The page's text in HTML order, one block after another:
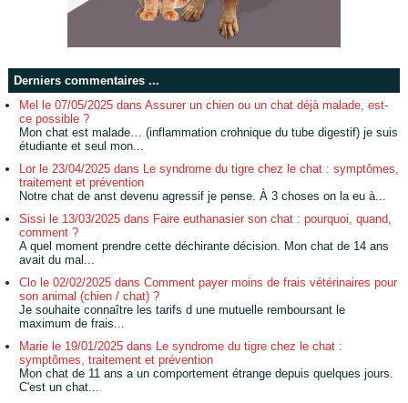
Derniers commentaires ...
Mel le 07/05/2025 dans Assurer un chien ou un chat déjà malade, est-
ce possible ?
Mon chat est malade… (inflammation crohnique du tube digestif) je suis
étudiante et seul mon...
Lor le 23/04/2025 dans Le syndrome du tigre chez le chat : symptômes,
traitement et prévention
Notre chat de anst devenu agressif je pense. À 3 choses on la eu à...
Sissi le 13/03/2025 dans Faire euthanasier son chat : pourquoi, quand,
comment ?
A quel moment prendre cette déchirante décision. Mon chat de 14 ans
avait du mal...
Clo le 02/02/2025 dans Comment payer moins de frais vétérinaires pour
son animal (chien / chat) ?
Je souhaite connaître les tarifs d une mutuelle remboursant le
maximum de frais...
Marie le 19/01/2025 dans Le syndrome du tigre chez le chat :
symptômes, traitement et prévention
Mon chat de 11 ans a un comportement étrange depuis quelques jours.
C'est un chat...